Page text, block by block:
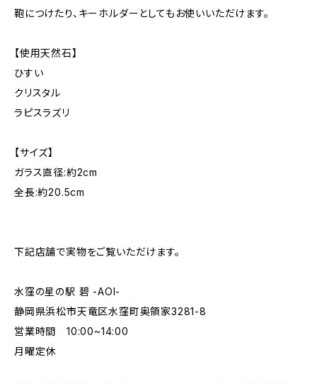
鞄につけたり、キーホルダーとしてもお使いいただけます。
【使用天然石】
ひすい
クリスタル
ラピスラズリ
【サイズ】
ガラス直径:約2cm
全長:約20.5cm
下記店舗で実物をご覧いただけます。
水窪の星の駅 碧 -AOI-
静岡県浜松市天竜区水窪町奥領家3281-8
営業時間 10:00~14:00
月曜定休